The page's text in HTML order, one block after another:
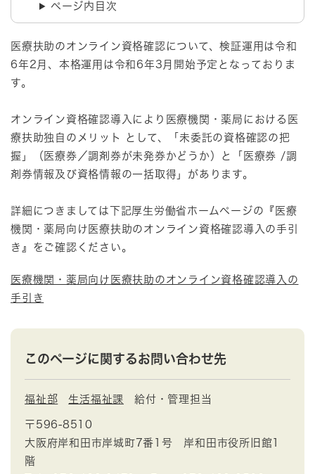
ページ内目次
医療扶助のオンライン資格確認について、検証運用は令和
6年2月、本格運用は令和6年3月開始予定となっておりま
す。
オンライン資格確認導入により医療機関・薬局における医
療扶助独自のメリット として、「未委託の資格確認の把
握」（医療券／調剤券が未発券かどうか）と「医療券 /調
剤券情報及び資格情報の一括取得」があります。
詳細につきましては下記厚生労働省ホームページの『医療
機関・薬局向け医療扶助のオンライン資格確認導入の手引
き』をご確認ください。
医療機関・薬局向け医療扶助のオンライン資格確認導入の
手引き
このページに関するお問い合わせ先
福祉部 生活福祉課 給付・管理担当
〒596-8510
大阪府岸和田市岸城町7番1号 岸和田市役所旧館1
階